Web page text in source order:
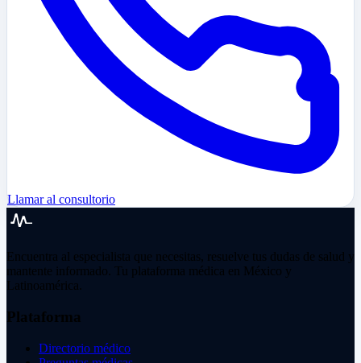
Llamar al consultorio
Encuentra al especialista que necesitas, resuelve tus dudas de salud y
mantente informado. Tu plataforma médica en México y
Latinoamérica.
Plataforma
Directorio médico